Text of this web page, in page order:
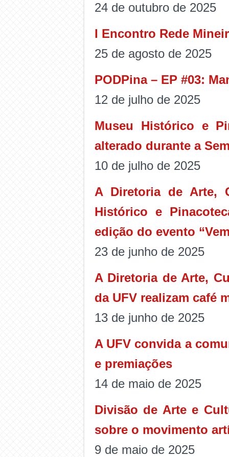
24 de outubro de 2025
I Encontro Rede
25 de agosto de 2025
PODPina – EP #03:
12 de julho de 2025
Museu Histórico e
alterado durante a
10 de julho de 2025
A Diretoria de Arte,
Histórico e
edição do evento
23 de junho de 2025
A Diretoria de Arte,
da UFV realizam café
13 de junho de 2025
A UFV convida a
e premiações
14 de maio de 2025
Divisão de Arte e
sobre o movimento
9 de maio de 2025